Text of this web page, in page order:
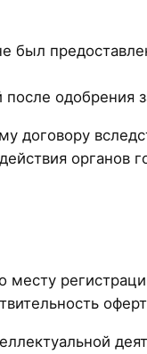
был
одобрения
договору
органов